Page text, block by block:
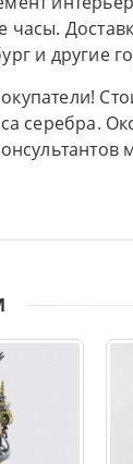
часы.
и другие
серебра.